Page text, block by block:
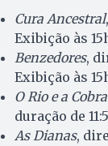
Cura Ancestral
Exibição às
Benzedores,
Exibição às
O Rio e a
duração de
As Dianas,